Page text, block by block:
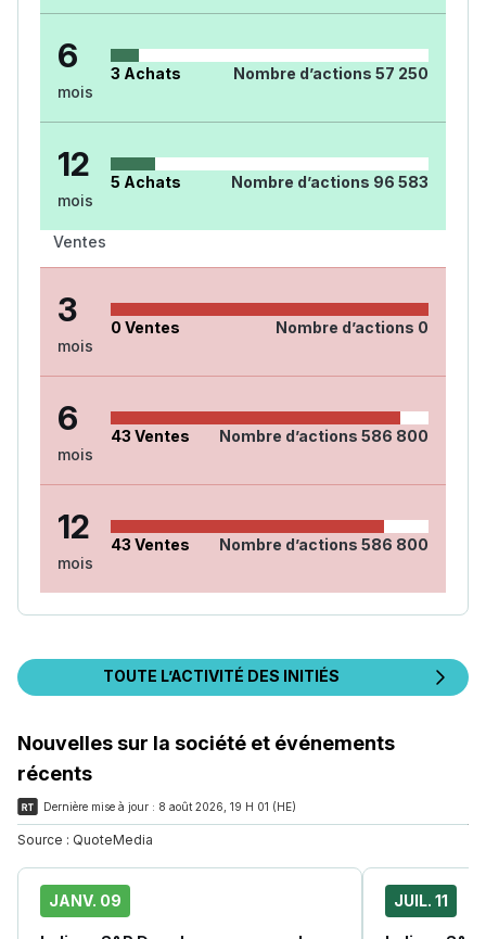
6
mois
3 Achats Nombre d’actions 57 250
12
mois
5 Achats Nombre d’actions 96 583
Ventes
3
mois
0 Ventes Nombre d’actions 0
6
mois
43 Ventes Nombre d’actions 586 800
12
mois
43 Ventes Nombre d’actions 586 800
TOUTE L’ACTIVITÉ DES INITIÉS
Nouvelles sur la société et événements
récents
Dernière mise à jour : 8 août 2026, 19 H 01 (HE)
Source : QuoteMedia
JANV. 09 JUIL. 11